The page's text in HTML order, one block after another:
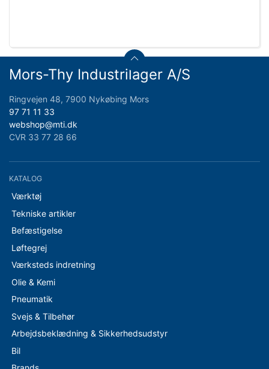
Mors-Thy Industrilager A/S
Ringvejen 48, 7900 Nykøbing Mors
97 71 11 33
webshop@mti.dk
CVR 33 77 28 66
KATALOG
Værktøj
Tekniske artikler
Befæstigelse
Løftegrej
Værksteds indretning
Olie & Kemi
Pneumatik
Svejs & Tilbehør
Arbejdsbeklædning & Sikkerhedsudstyr
Bil